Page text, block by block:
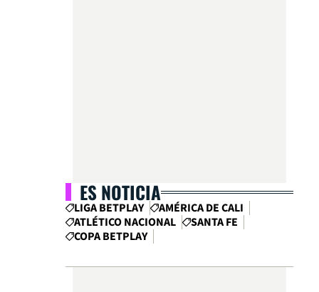
ES NOTICIA
LIGA BETPLAY
AMÉRICA DE CALI
ATLÉTICO NACIONAL
SANTA FE
COPA BETPLAY